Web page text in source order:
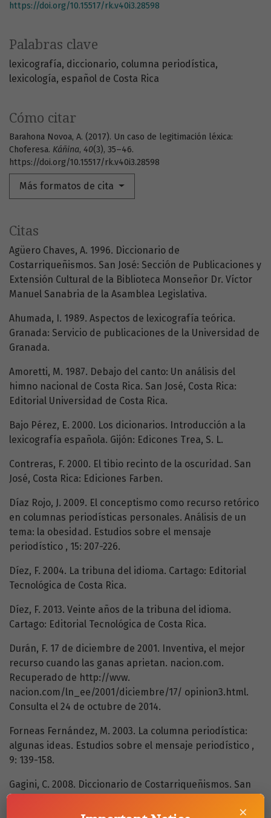
Palabras clave
lexicografía diccionario columna periodística
lexicología español de Costa Rica
Cómo citar
Barahona Novoa, A. (2017). Un caso de legitimación léxica:
Choferesa. Káñina, 40(3), 35–46.
https://doi.org/10.15517/rk.v40i3.28598
Más formatos de cita
https://doi.org/10.15517/rk.v40i3.28598
Citas
Agüero Chaves, A. 1996. Diccionario de
Costarriqueñismos. San José: Sección de Publicaciones y
Extensión Cultural de la Biblioteca Monseñor Dr. Víctor
Manuel Sanabria de la Asamblea Legislativa.
Ahumada, I. 1989. Aspectos de lexicografía teórica.
Granada: Servicio de publicaciones de la Universidad de
Granada.
Amoretti, M. 1987. Debajo del canto: Un análisis del
himno nacional de Costa Rica. San José, Costa Rica:
Editorial Universidad de Costa Rica.
Bajo Pérez, E. 2000. Los dicionarios. Introducción a la
lexicografía española. Gijón: Edicones Trea, S. L.
Contreras, F. 2000. El tibio recinto de la oscuridad. San
José, Costa Rica: Ediciones Farben.
Díaz Rojo, J. 2009. El conceptismo como recurso retórico
en columnas periodísticas personales. Análisis de un
tema: la obesidad. Estudios sobre el mensaje
periodístico , 15: 207-226.
Díez, F. 2004. La tribuna del idioma. Cartago: Editorial
Tecnológica de Costa Rica.
Díez, F. 2013. Veinte años de la tribuna del idioma.
Cartago: Editorial Tecnológica de Costa Rica.
Durán, F. 17 de diciembre de 2001. Inventiva, el mejor
recurso cuando las ganas aprietan. nacion.com.
Recuperado de http://wvw.
nacion.com/ln_ee/2001/diciembre/17/ opinion3.html.
Consulta el 24 de octubre de 2014.
Forneas Fernández, M. 2003. La columna periodística:
algunas ideas. Estudios sobre el mensaje periodístico ,
9: 139-158.
Gagini, C. 2008. Diccionario de Costarriqueñismos. San
×